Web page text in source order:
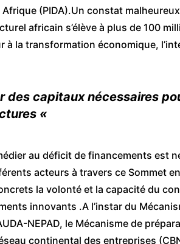
Nigeria
Niger
Tchad
Togo
République Démocratique du
Congo
São Tomé et Príncipe
Seychelles
Sierra Leone
(PIDA).Un constat
africain s’élève à plus de 100
à la transformation économique,
des capitaux nécessaires
«
au déficit de financements est
acteurs à travers ce Sommet
la volonté et la capacité du
innovants .A l’instar du
NEPAD, le Mécanisme de
continental des entreprises